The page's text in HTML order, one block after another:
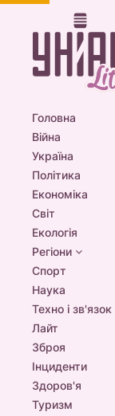
Головна
Війна
Україна
Політика
Економіка
Світ
Екологія
Регіони
Спорт
Наука
Техно і зв'язок
Лайт
Зброя
Інциденти
Здоров'я
Туризм